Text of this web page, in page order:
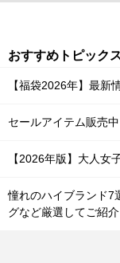
おすすめトピック
【福袋2026年】最新
セールアイテム販売
【2026年版】大人女
憧れのハイブランド7
グなど厳選してご紹介